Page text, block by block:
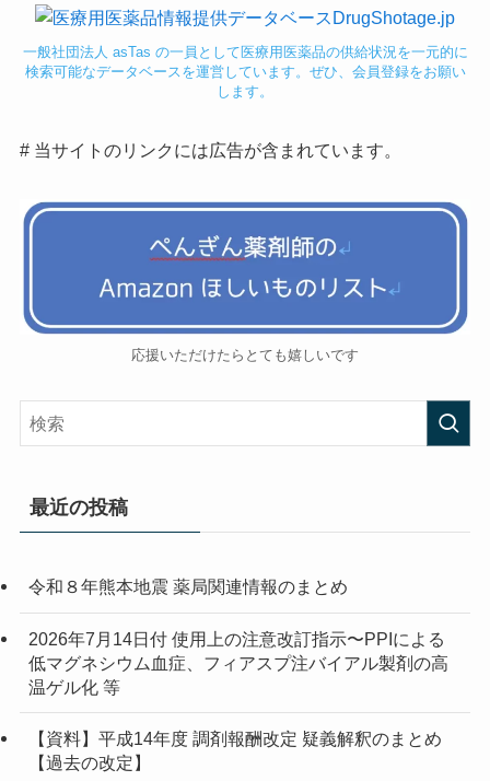
一般社団法人 asTas の一員として医療用医薬品の供給状況を一元的に
検索可能なデータベースを運営しています。ぜひ、会員登録をお願い
します。
# 当サイトのリンクには広告が含まれています。
応援いただけたらとても嬉しいです
最近の投稿
令和８年熊本地震 薬局関連情報のまとめ
2026年7月14日付 使用上の注意改訂指示〜PPIによる
低マグネシウム血症、フィアスプ注バイアル製剤の高
温ゲル化 等
【資料】平成14年度 調剤報酬改定 疑義解釈のまとめ
【過去の改定】